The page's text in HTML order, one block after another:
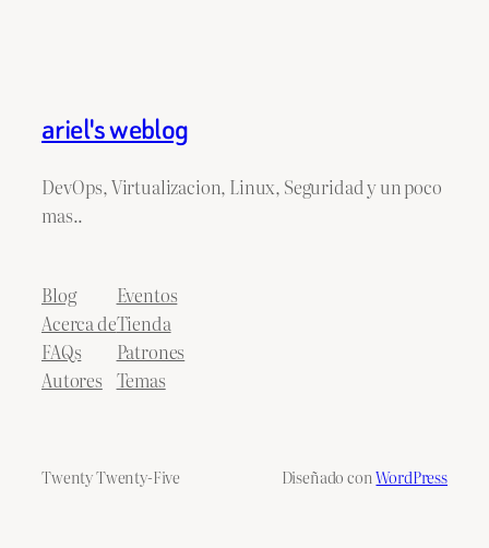
ariel's weblog
DevOps, Virtualizacion, Linux, Seguridad y un poco
mas..
Blog
Acerca de
FAQs
Autores
Eventos
Tienda
Patrones
Temas
Twenty Twenty-Five Diseñado conWordPress